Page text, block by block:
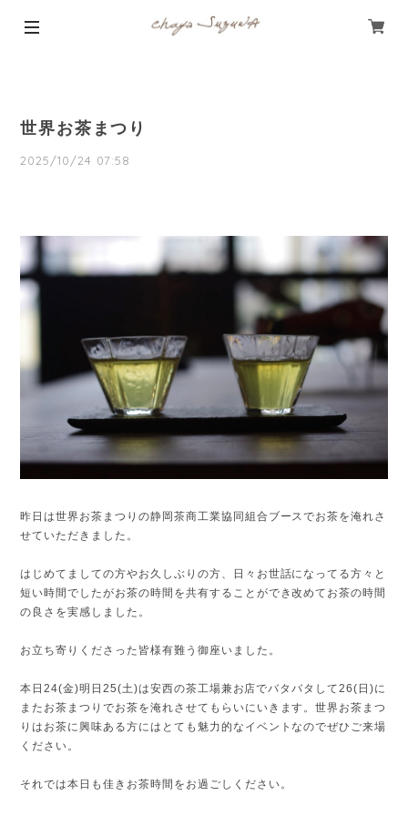
世界お茶まつり
2025/10/24 07:58
昨日は世界お茶まつりの静岡茶商工業協同組合ブースでお茶を淹れさ
せていただきました。
はじめてましての方やお久しぶりの方、日々お世話になってる方々と
短い時間でしたがお茶の時間を共有することができ改めてお茶の時間
の良さを実感しました。
お立ち寄りくださった皆様有難う御座いました。
本日24(金)明日25(土)は安西の茶工場兼お店でバタバタして26(日)に
またお茶まつりでお茶を淹れさせてもらいにいきます。世界お茶まつ
りはお茶に興味ある方にはとても魅力的なイベントなのでぜひご来場
ください。
それでは本日も佳きお茶時間をお過ごしください。